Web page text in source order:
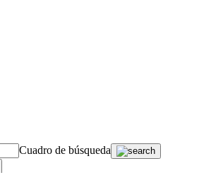
Cuadro de búsqueda